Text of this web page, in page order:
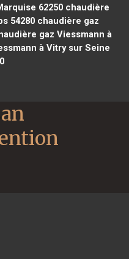
62250 chaudière
54280 chaudière gaz
gaz Viessmann à
à Vitry sur Seine